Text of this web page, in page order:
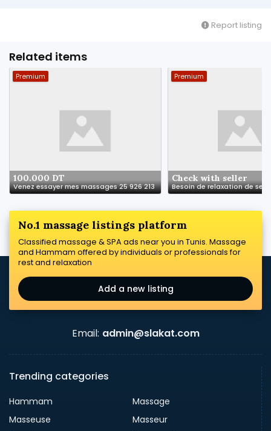
Report listing
Related items
Premium
100.000 DT
Venez essayer mes massages 25 926 213
Premium
Check with seller
No.1 massage listings platform
Classified massage & SPA ads near you in Tunis. Massage
and Hammam offered by individuals or professionals for
rest and relaxation
Add a new listing
Email: admin@slakat.com
Trending categories
Hammam
Massage
Masseuse
Masseur